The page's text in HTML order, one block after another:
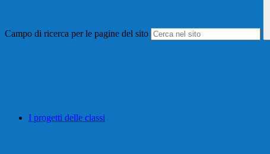
Campo di ricerca per le pagine del sito
I progetti delle classi